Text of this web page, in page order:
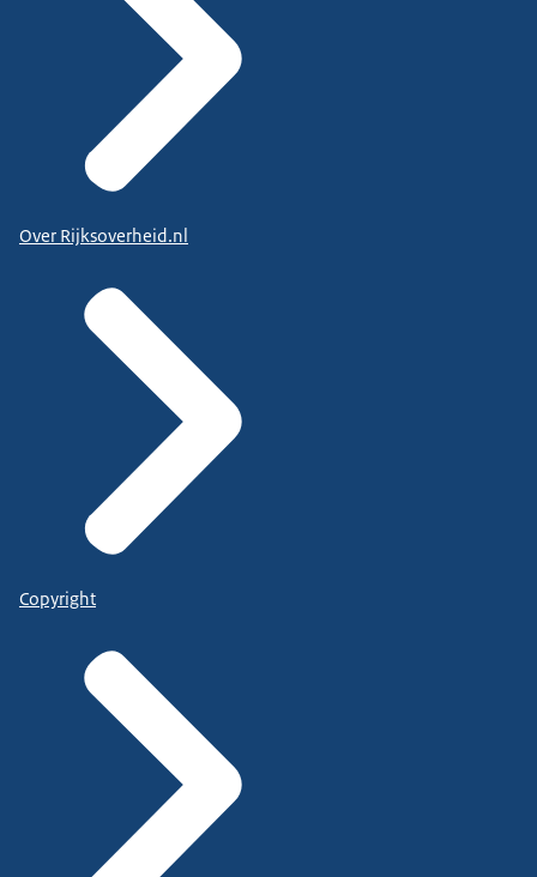
Over Rijksoverheid.nl
Copyright